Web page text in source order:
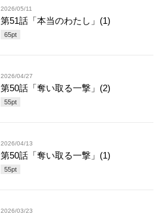
2026/05/11
第51話「本当のわたし」(1)
65pt
2026/04/27
第50話「奪い取る一撃」(2)
55pt
2026/04/13
第50話「奪い取る一撃」(1)
55pt
2026/03/23